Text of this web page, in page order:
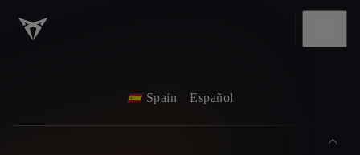
Spain Español